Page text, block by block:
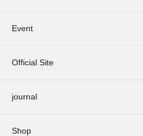
Event
Official Site
journal
Shop